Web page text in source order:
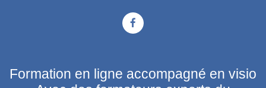
Formation en ligne accompagné en visio